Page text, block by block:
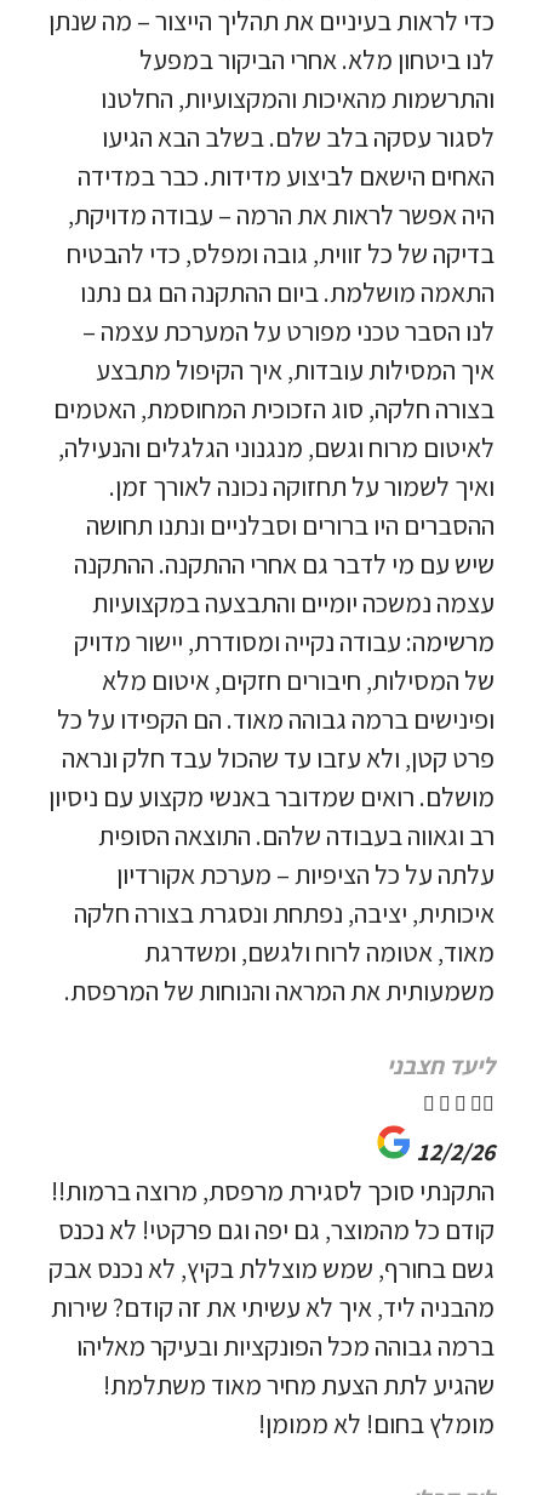
כדי לראות בעיניים את תהליך הייצור – מה שנתן
לנו ביטחון מלא. אחרי הביקור במפעל
והתרשמות מהאיכות והמקצועיות, החלטנו
לסגור עסקה בלב שלם. בשלב הבא הגיעו
האחים הישאם לביצוע מדידות. כבר במדידה
היה אפשר לראות את הרמה – עבודה מדויקת,
בדיקה של כל זווית, גובה ומפלס, כדי להבטיח
התאמה מושלמת. ביום ההתקנה הם גם נתנו
לנו הסבר טכני מפורט על המערכת עצמה –
איך המסילות עובדות, איך הקיפול מתבצע
בצורה חלקה, סוג הזכוכית המחוסמת, האטמים
לאיטום מרוח וגשם, מנגנוני הגלגלים והנעילה,
ואיך לשמור על תחזוקה נכונה לאורך זמן.
ההסברים היו ברורים וסבלניים ונתנו תחושה
שיש עם מי לדבר גם אחרי ההתקנה. ההתקנה
עצמה נמשכה יומיים והתבצעה במקצועיות
מרשימה: עבודה נקייה ומסודרת, יישור מדויק
של המסילות, חיבורים חזקים, איטום מלא
ופינישים ברמה גבוהה מאוד. הם הקפידו על כל
פרט קטן, ולא עזבו עד שהכול עבד חלק ונראה
מושלם. רואים שמדובר באנשי מקצוע עם ניסיון
רב וגאווה בעבודה שלהם. התוצאה הסופית
עלתה על כל הציפיות – מערכת אקורדיון
איכותית, יציבה, נפתחת ונסגרת בצורה חלקה
מאוד, אטומה לרוח ולגשם, ומשדרגת
משמעותית את המראה והנוחות של המרפסת.
ליעד חצבני
   
12/2/26
התקנתי סוכך לסגירת מרפסת, מרוצה ברמות!!
קודם כל מהמוצר, גם יפה וגם פרקטי! לא נכנס
גשם בחורף, שמש מוצללת בקיץ, לא נכנס אבק
מהבניה ליד, איך לא עשיתי את זה קודם? שירות
ברמה גבוהה מכל הפונקציות ובעיקר מאליהו
שהגיע לתת הצעת מחיר מאוד משתלמת!
מומלץ בחום! לא ממומן!